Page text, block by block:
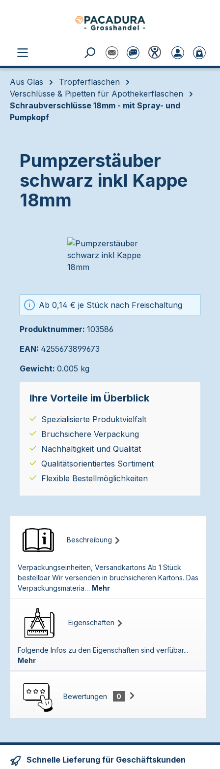
Aus Glas
Tropferflaschen
Verschlüsse & Pipetten für Apothekerflaschen
Schraubverschlüsse 18mm - mit Spray- und
Pumpkopf
Pumpzerstäuber
schwarz inkl Kappe
18mm
Ab 0,14 € je Stück nach Freischaltung
Produktnummer: 103586
EAN: 4255673899673
Gewicht: 0.005 kg
Ihre Vorteile im Überblick
Spezialisierte Produktvielfalt
Bruchsichere Verpackung
Nachhaltigkeit und Qualität
Qualitätsorientiertes Sortiment
Flexible Bestellmöglichkeiten
Beschreibung
Verpackungseinheiten, Versandkartons Ab 1 Stück
bestellbar Wir versenden in bruchsicheren Kartons. Das
Verpackungsmateria… Mehr
Eigenschaften
Folgende Infos zu den Eigenschaften sind verfübar...
Mehr
Bewertungen 0
Schnelle Lieferung für Geschäftskunden